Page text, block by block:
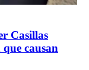
Casillas
causan